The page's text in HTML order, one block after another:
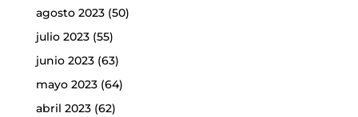
agosto 2023(50)
julio 2023(55)
junio 2023(63)
mayo 2023(64)
abril 2023(62)